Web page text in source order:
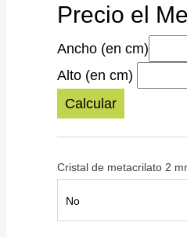
Precio el
Ancho (en cm)
Alto (en cm)
Calcular
Cristal de metacrilato 2
No